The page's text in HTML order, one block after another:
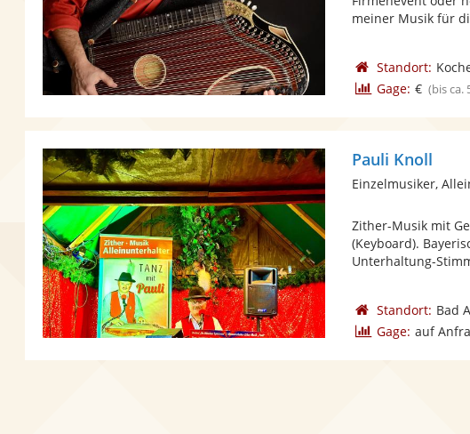
meiner Musik für
Standort:
Gage: € (bis ca.
Pauli Knoll
Einzelmusiker,
Zither-Musik mit
(Keyboard).
Unterhaltung-
Standort: Bad
Gage: auf